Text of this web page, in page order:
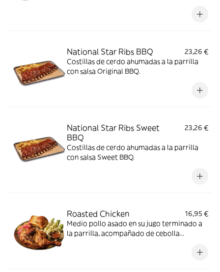
National Star Ribs BBQ
23,26 €
Costillas de cerdo ahumadas a la parrilla
con salsa Original BBQ.
National Star Ribs Sweet
BBQ
23,26 €
Costillas de cerdo ahumadas a la parrilla
con salsa Sweet BBQ.
Roasted Chicken
16,95 €
Medio pollo asado en su jugo terminado a
la parrilla, acompañado de cebolla